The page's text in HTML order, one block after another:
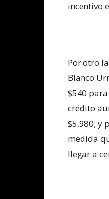
incentivo
Por otro
Blanco
$540
crédito
$5,980; y
medida
llegar a